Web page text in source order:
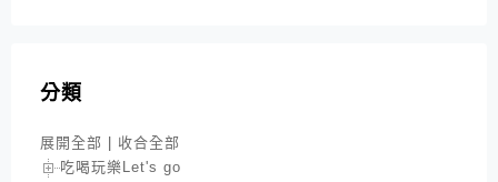
分類
展開全部
收合全部
吃喝玩樂Let's go